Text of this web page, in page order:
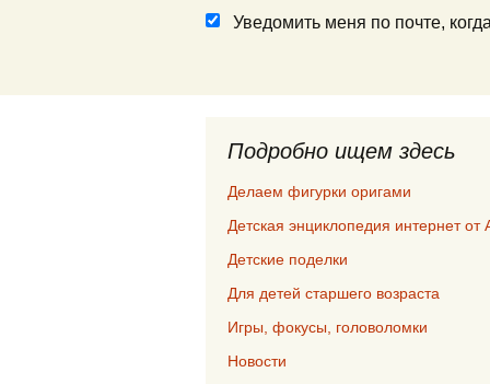
Уведомить меня по почте,
Подробно ищем здесь
Делаем фигурки оригами
Детская энциклопедия интернет от
Детские поделки
Для детей старшего возраста
Игры, фокусы, головоломки
Новости